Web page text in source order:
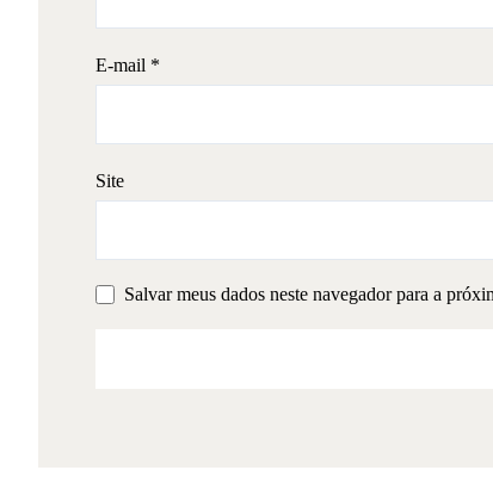
E-mail *
Site
Salvar meus dados neste navegador para a